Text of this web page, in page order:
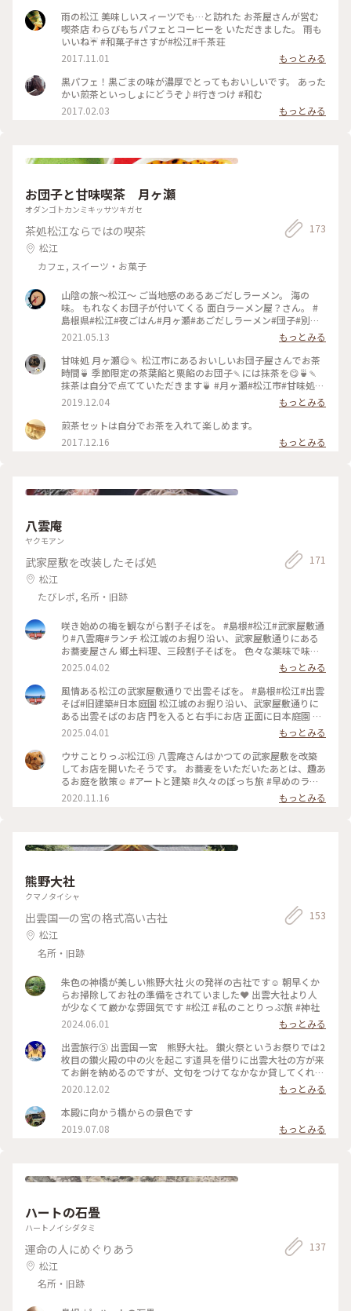
雨の松江 美味しいスィーツでも…と訪れた お茶屋さんが営む
喫茶店 わらびもちパフェとコーヒーを いただきました。 雨も
いいね☔ #和菓子#さすが#松江#千茶荘
2017.11.01
もっとみる
黒パフェ！黒ごまの味が濃厚でとってもおいしいです。 あった
かい煎茶といっしょにどうぞ♪#行きつけ #和む
2017.02.03
もっとみる
お団子と甘味喫茶 月ヶ瀬
オダンゴトカンミキッサツキガセ
茶処松江ならではの喫茶
松江
カフェ, スイーツ・お菓子
173
山陰の旅～松江～ ご当地感のあるあごだしラーメン。 海の
味。 もれなくお団子が付いてくる 面白ラーメン屋？さん。 #
島根県#松江#夜ごはん#月ヶ瀬#あごだしラーメン#団子#別腹
なし
2021.05.13
もっとみる
甘味処 月ヶ瀬😋🍡 松江市にあるおいしいお団子屋さんでお茶
時間🍵 季節限定の茶葉餡と栗餡のお団子🍡には抹茶を😋🍵🍡
抹茶は自分で点てていただきます🍵 #月ヶ瀬#松江市#甘味処#
抹茶#団子
2019.12.04
もっとみる
煎茶セットは自分でお茶を入れて楽しめます。
2017.12.16
もっとみる
八雲庵
ヤクモアン
武家屋敷を改装したそば処
松江
たびレポ, 名所・旧跡
171
咲き始めの梅を観ながら割子そばを。 #島根#松江#武家屋敷通
り#八雲庵#ランチ 松江城のお掘り沿い、武家屋敷通りにある
お蕎麦屋さん 郷土料理、三段割子そばを。 色々な薬味で味わ
ったり、八雲庵さんで人気の温かい 鴨南蛮汁につけて食べた
り… 赤天という唐辛子が入った練りものは松江のお料理 10:30
開店、人気のお店なので11:30頃には満席でした。 予約をする
と、お庭に面した離れのお座敷でゆっくりできそうです。 とて
も風情ある旧家と庭園でした。 #muuの松江旅#muuの松江散
歩 ①米子空港🚋→松江駅→🛋️大橋館♨ ②松江城・興雲閣→⛩️
松江神社→小泉八雲記念館（武家屋敷通り）出雲そば処 八雲
庵・ハナユイ→明日庵→紅茶専門店 Pungency→ごうぎんカラ
コロ美術館→コロカラ工房（物産館＆カフェ）→宍道湖しじみ
館 足湯♨→🍞PANTOGRAPH→千茶荘 京店本店→Scarab 別邸
→宿（大橋館）で休憩→夕焼けが美しい島根県立美術館→🍽️西
洋館→MATSUE WATER TERRACE✨ ③※休日ダイヤ🚌松江駅
2025.04.02
もっとみる
風情ある松江の武家屋敷通りで出雲そばを。 #島根#松江#出雲
そば#旧建築#日本庭園 松江城のお掘り沿い、武家屋敷通りに
ある出雲そばのお店 門を入ると右手にお店 正面に日本庭園 庭
園には立派な松、咲き始めた梅の花 立派な鯉が泳ぐ池 古い陶
器のテーブルと椅子 風情ある日本、松江らしさを感じながら
お庭散歩 こちらでお昼をいただきました。 （お蕎麦は次の投
稿でご紹介） #muuの松江旅#muuの松江散歩 ①米子空港🚋→
松江駅→🛋️大橋館♨ ②松江城・興雲閣→⛩️松江神社→小泉八
雲記念館（武家屋敷通り）出雲そば処 八雲庵・ハナユイ→明
日庵→紅茶専門店 Pungency→ごうぎんカラコロ美術館→コロ
→MATSUE WATER TERRACE✨ ③※休日ダイヤ🚌松江駅
境港駅🚋15:37→15:52米子空港✈️
2025.04.01
もっとみる
ウサことりっぷ松江⑮ 八雲庵さんはかつての武家屋敷を改築
してお店を開いたそうです。 お蕎麦をいただいたあとは、趣あ
るお庭を散策☺️ #アートと建築 #久々のぼっち旅 #早めのラン
チ
2020.11.16 もっとみる
熊野大社
クマノタイシャ
出雲国一の宮の格式高い古社
松江
名所・旧跡
153
朱色の神橋が美しい熊野大社 火の発祥の古社です☺️ 朝早くか
らお掃除してお社の準備をされていました❤️ 出雲大社より人
が少なくて厳かな雰囲気です #松江 #私のことりっぷ旅 #神社
2024.06.01
もっとみる
出雲旅行⑤ 出雲国一宮 熊野大社。 鑚火祭というお祭りでは2
枚目の鑚火殿の中の火を起こす道具を借りに出雲大社の方が来
てお餅を納めるのですが、文句をつけてなかなか貸してくれな
いという楽しい神事があります😆 境内の池には色鮮やかな大
きい鯉が沢山いました✨
2020.12.02
もっとみる
本殿に向かう橋からの景色です
2019.07.08
もっとみる
ハートの石畳
ハートノイシダタミ
運命の人にめぐりあう
松江
名所・旧跡
137